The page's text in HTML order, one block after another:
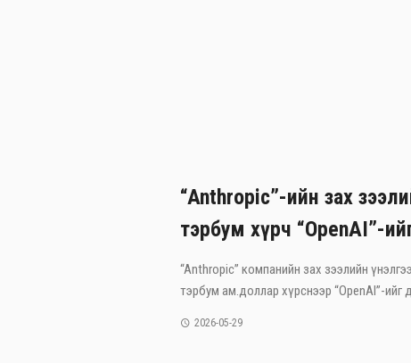
“Anthropic”-ийн зах
тэрбум хүрч “OpenAI”-
“Anthropic” компанийн зах зээлийн
тэрбум ам.доллар хүрснээр “OpenAI”-ийг
2026-05-29